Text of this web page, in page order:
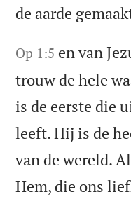
de aarde
Op 1:5 en van
trouw de hele
is de eerste die
leeft. Hij is de
van de wereld.
Hem, die ons